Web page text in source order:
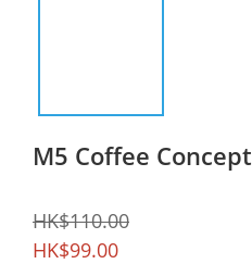
M5 Coffee Concept
HK$110.00
HK$99.00